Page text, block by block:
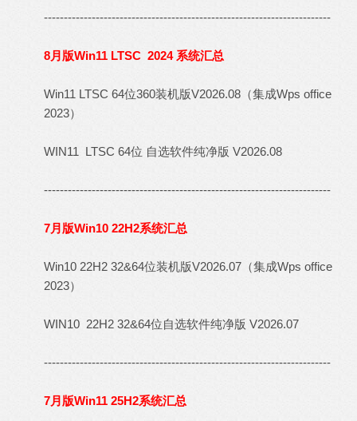
------------------------------------------------------------------------
8月版Win11 LTSC 2024 系统汇总
Win11 LTSC 64位360装机版V2026.08（集成Wps office
2023）
WIN11 LTSC 64位 自选软件纯净版 V2026.08
------------------------------------------------------------------------
7月版Win10 22H2系统汇总
Win10 22H2 32&64位装机版V2026.07（集成Wps office
2023）
WIN10 22H2 32&64位自选软件纯净版 V2026.07
------------------------------------------------------------------------
7月版Win11 25H2系统汇总